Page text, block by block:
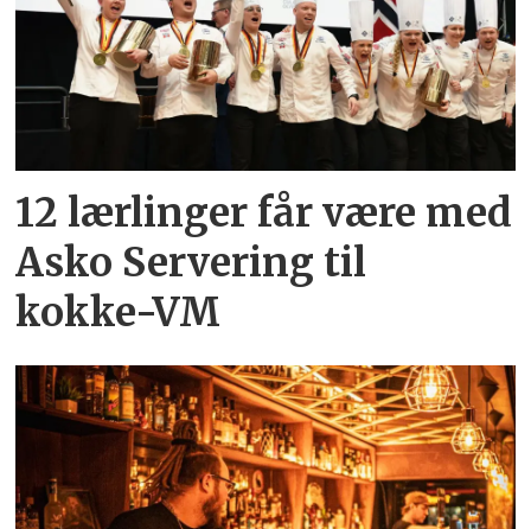
12 lærlinger får være med
Asko Servering til
kokke-VM